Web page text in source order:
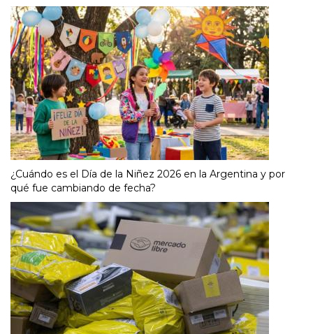
¿Cuándo es el Día de la Niñez 2026 en la Argentina y por
qué fue cambiando de fecha?